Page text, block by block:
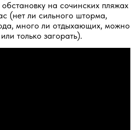
на сочинских пляжах
(нет ли сильного шторма,
много ли отдыхающих, можно
только загорать).